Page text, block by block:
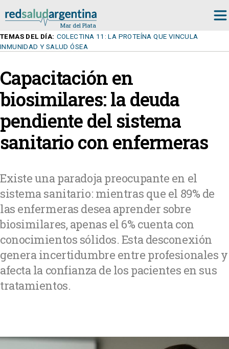
TEMAS DEL DÍA: COLECTINA 11: LA PROTEÍNA QUE VINCULA
INMUNIDAD Y SALUD ÓSEA
Capacitación en
biosimilares: la deuda
pendiente del sistema
sanitario con enfermeras
Existe una paradoja preocupante en el
sistema sanitario: mientras que el 89% de
las enfermeras desea aprender sobre
biosimilares, apenas el 6% cuenta con
conocimientos sólidos. Esta desconexión
genera incertidumbre entre profesionales y
afecta la confianza de los pacientes en sus
tratamientos.